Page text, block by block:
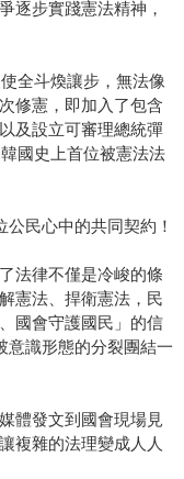
逐步實踐憲法精神，
全斗煥讓步，無法像
修憲，即加入了包含
及設立可審理總統彈
國史上首位被憲法法
民心中的共同契約！
法律不僅是冷峻的條
憲法、捍衛憲法，民
國會守護國民」的信
意識形態的分裂團結一
體發文到國會現場見
複雜的法理變成人人